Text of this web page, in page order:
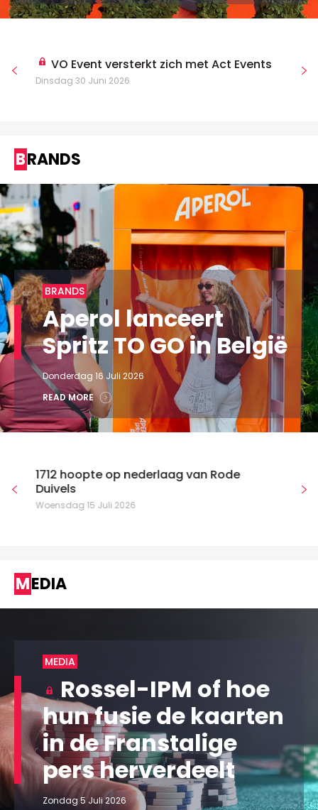
VO Event versterkt zich met Act Events
Dinsdag 30 Juni 2026
BRANDS
BRANDS
Aperol lanceert
Spritz TO GO in België
Donderdag 16 Juli 2026
READ MORE
1712 hoopte op nederlaag van Rode
Duivels
Woensdag 15 Juli 2026
MEDIA
MEDIA
Rossel-IPM of hoe
hun fusie de kaarten
in de Franstalige
pers herverdeelt
Zondag 5 Juli 2026